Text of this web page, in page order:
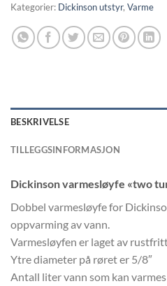
Kategorier: Dickinson utstyr, Varme
BESKRIVELSE
TILLEGGSINFORMASJON
Dickinson varmesløyfe «two
Dobbel varmesløyfe for
oppvarming av vann.
Varmesløyfen er laget av
Ytre diameter på røret er 5/8″
Antall liter vann som kan